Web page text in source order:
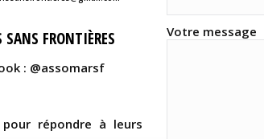
FRONTIÈRES
: @assomarsf
répondre à leurs
Votre message